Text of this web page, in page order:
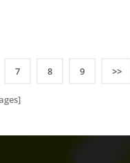
7 8 9 >>